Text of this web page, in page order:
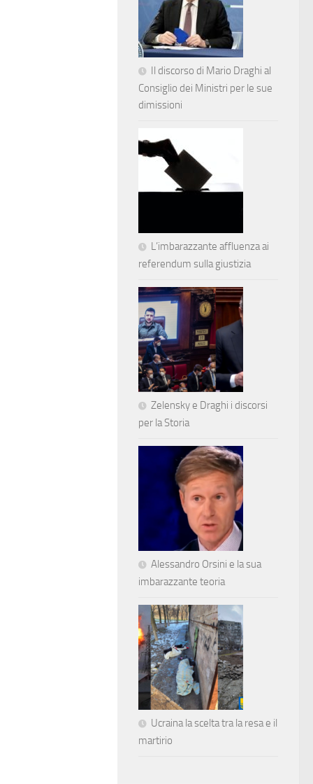
Il discorso di Mario Draghi al
Consiglio dei Ministri per le sue
dimissioni
L’imbarazzante affluenza ai
referendum sulla giustizia
Zelensky e Draghi i discorsi
per la Storia
Alessandro Orsini e la sua
imbarazzante teoria
Ucraina la scelta tra la resa e il
martirio